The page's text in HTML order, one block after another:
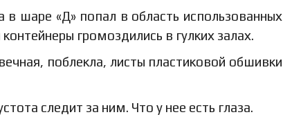
шаре «Д» попал в область использованных
громоздились в гулких залах.
поблекла, листы пластиковой обшивки
следит за ним. Что у нее есть глаза.